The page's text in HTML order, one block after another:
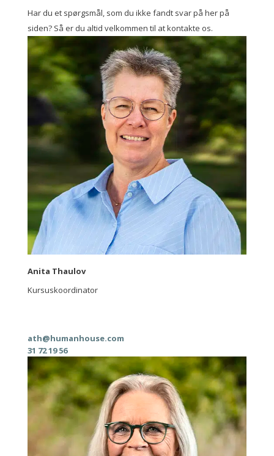
Anita Thaulov
Kursuskoordinator
ath@humanhouse.com
31 72 19 56
Har du et spørgsmål, som du ikke fandt svar på her på
siden? Så er du altid velkommen til at kontakte os.